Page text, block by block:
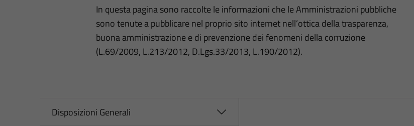
In questa pagina sono raccolte le informazioni che le Amministrazioni pubbliche
sono tenute a pubblicare nel proprio sito internet nell’ottica della trasparenza,
buona amministrazione e di prevenzione dei fenomeni della corruzione
(L.69/2009, L.213/2012, D.Lgs.33/2013, L.190/2012).
Disposizioni Generali